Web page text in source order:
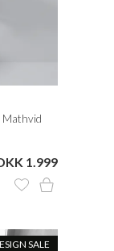
Mathvid
1.999
SALE